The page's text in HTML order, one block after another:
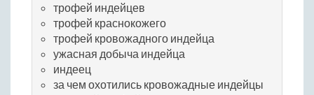
трофей индейцев
трофей краснокожего
трофей кровожадного индейца
ужасная добыча индейца
индеец
за чем охотились кровожадные индейцы